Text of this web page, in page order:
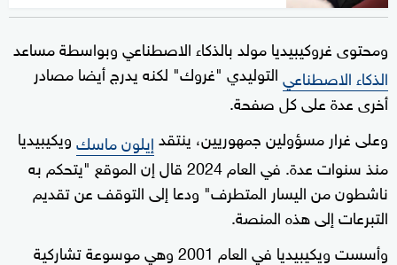
ومحتوى غروكيبيديا مولد بالذكاء الاصطناعي وبواسطة مساعد
الذكاء الاصطناعيالتوليدي "غروك" لكنه يدرج أيضا مصادر
أخرى عدة على كل صفحة.
وعلى غرار مسؤولين جمهوريين، ينتقدإيلون ماسكويكيبيديا
منذ سنوات عدة. في العام 2024 قال إن الموقع "يتحكم به
ناشطون من اليسار المتطرف" ودعا إلى التوقف عن تقديم
التبرعات إلى هذه المنصة.
وأسست ويكيبيديا في العام 2001 وهي موسوعة تشاركية